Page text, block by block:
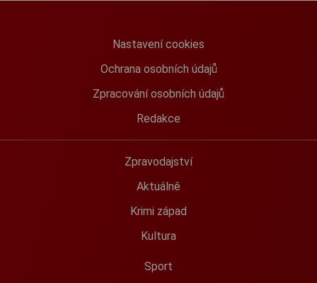
Nastavení cookies
Ochrana osobních údajů
Zpracování osobních údajů
Redakce
Zpravodajství
Aktuálně
Krimi západ
Kultura
Sport